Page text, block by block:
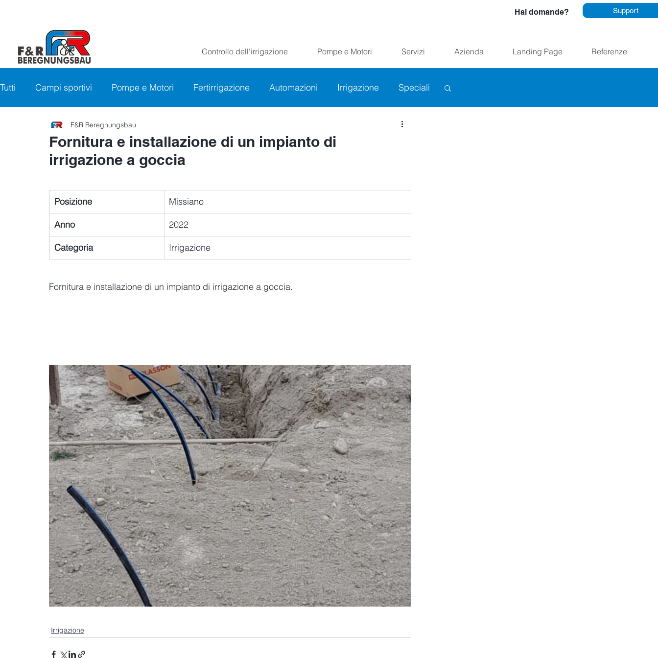
Hai domande? Support
Controllo dell'irrigazione Pompe e Motori Servizi Azienda Landing Page Referenze
Tutti Campi sportivi Pompe e Motori Fertirrigazione Automazioni Irrigazione Speciali
Fornitura e installazione di un impianto di
irrigazione a goccia
F&R Beregnungsbau
Posizione Missiano
Anno 2022
Categoria Irrigazione
Fornitura e installazione di un impianto di irrigazione a goccia.
Irrigazione